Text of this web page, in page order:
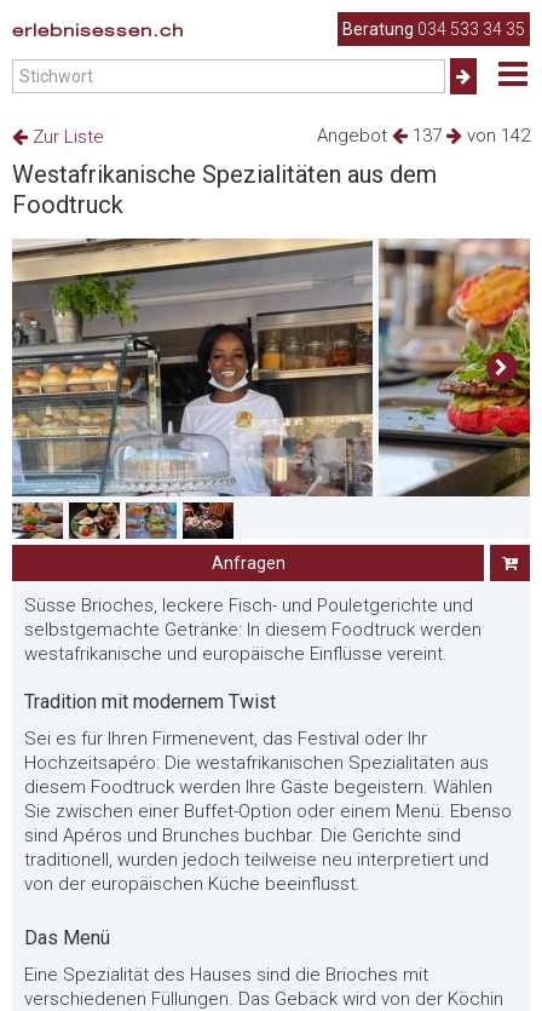
erlebnisessen.ch Beratung 034 533 34 35
Angebot 137 von 142
Zur Liste
Westafrikanische Spezialitäten aus dem
Foodtruck
Anfragen
Süsse Brioches, leckere Fisch- und Pouletgerichte und
selbstgemachte Getränke: In diesem Foodtruck werden
westafrikanische und europäische Einflüsse vereint.
Tradition mit modernem Twist
Sei es für Ihren Firmenevent, das Festival oder Ihr
Hochzeitsapéro: Die westafrikanischen Spezialitäten aus
diesem Foodtruck werden Ihre Gäste begeistern. Wählen
Sie zwischen einer Buffet-Option oder einem Menü. Ebenso
sind Apéros und Brunches buchbar. Die Gerichte sind
traditionell, wurden jedoch teilweise neu interpretiert und
von der europäischen Küche beeinflusst.
Das Menü
Eine Spezialität des Hauses sind die Brioches mit
verschiedenen Füllungen. Das Gebäck wird von der Köchin